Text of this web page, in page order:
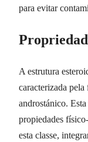
para evitar
A estrutura
caracterizada
androstánico.
propiedades
esta classe,